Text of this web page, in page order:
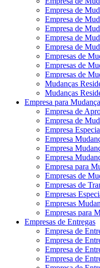
Empresa de
Empresa de
Empresa de
Empresa de
Empresa de
Empresas de
Empresas de
Empresas de
Mudanças
Mudanças
Empresa para
Empresa de
Empresa de
Empresa
Empresa
Empresa
Empresa
Empresa para
Empresas de
Empresas de
Empresas
Empresas
Empresas para
Empresas de Entregas
Empresa de
Empresa de
Empresa de
Empresa de